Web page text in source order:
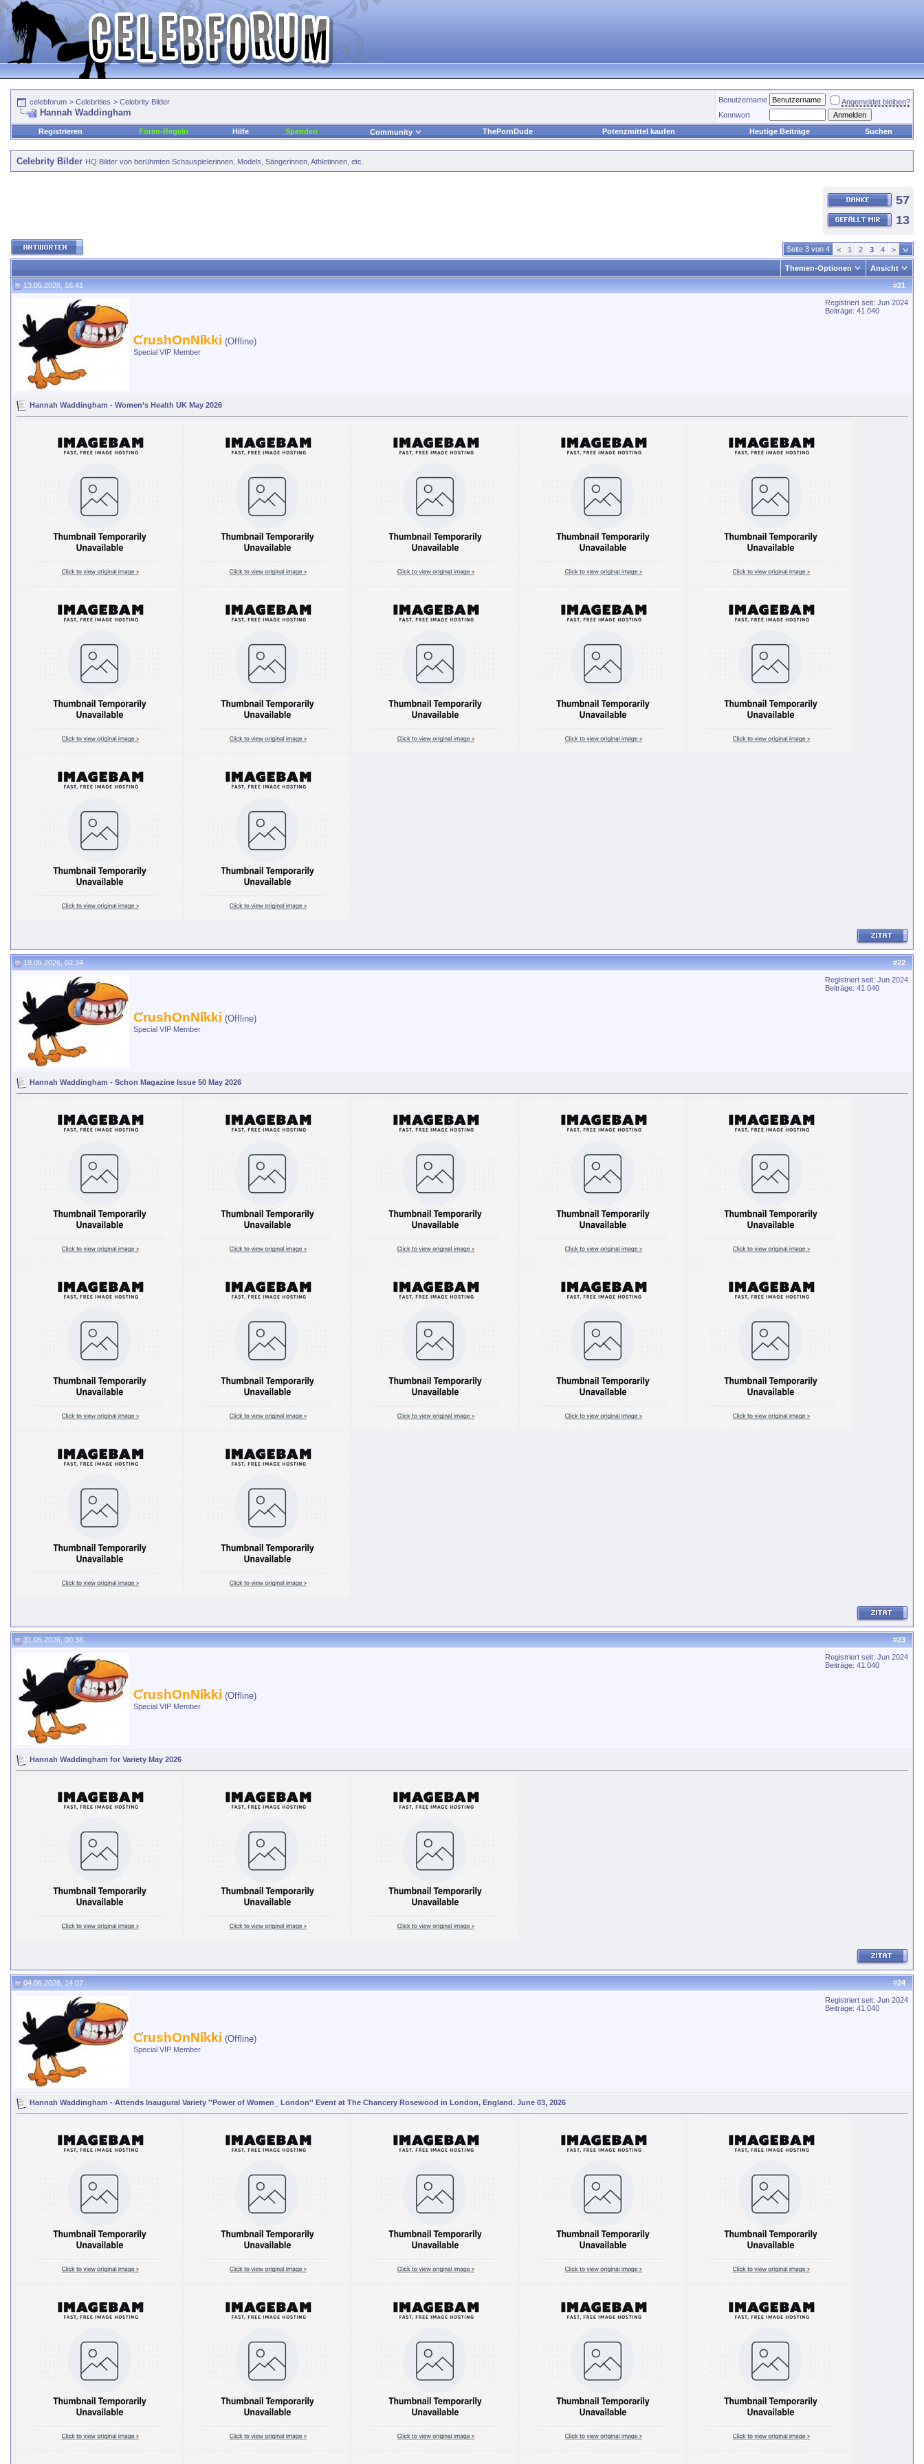
celebforum > Celebrities > Celebrity Bilder
Hannah Waddingham
Benutzername
Angemeldet bleiben?
Kennwort
Registrieren
Foren-Regeln Hilfe Spenden Community ThePornDude Potenzmittel kaufen Heutige Beiträge Suchen
Celebrity Bilder HQ Bilder von berühmten Schauspielerinnen, Models, Sängerinnen, Athletinnen, etc.
57
13
Seite 3 von 4 < 1 2 3 4 >
Themen-Optionen Ansicht
#21
13.05.2026, 16:41
CrushOnNikki (Offline)
Special VIP Member
Registriert seit: Jun 2024
Beiträge: 41.040
Hannah Waddingham - Women’s Health UK May 2026
#22
19.05.2026, 02:34
CrushOnNikki (Offline)
Special VIP Member
Registriert seit: Jun 2024
Beiträge: 41.040
Hannah Waddingham - Schon Magazine Issue 50 May 2026
#23
31.05.2026, 00:38
CrushOnNikki (Offline)
Special VIP Member
Registriert seit: Jun 2024
Beiträge: 41.040
Hannah Waddingham for Variety May 2026
#24
04.06.2026, 14:07
CrushOnNikki (Offline)
Special VIP Member
Registriert seit: Jun 2024
Beiträge: 41.040
Hannah Waddingham - Attends Inaugural Variety ''Power of Women_ London'' Event at The Chancery Rosewood in London, England. June 03, 2026